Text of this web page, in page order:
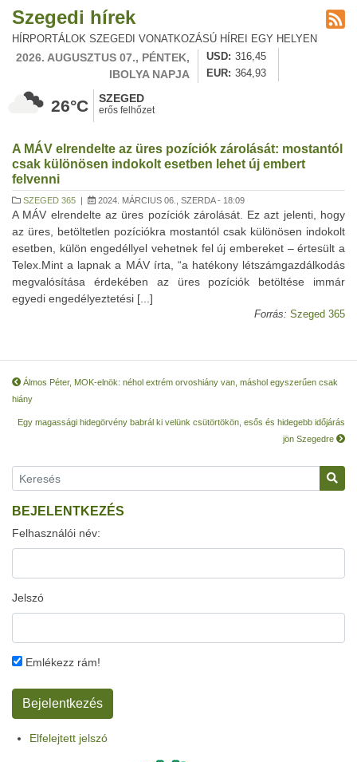
Szegedi hírek
HÍRPORTÁLOK SZEGEDI VONATKOZÁSÚ HÍREI EGY HELYEN
2026. AUGUSZTUS 07., PÉNTEK,
IBOLYA NAPJA
USD
316,45
EUR
364,93
26°C SZEGED
erős felhőzet
A MÁV elrendelte az üres pozíciók zárolását: mostantól
csak különösen indokolt esetben lehet új embert
felvenni
SZEGED 365 | 2024. MÁRCIUS 06., SZERDA - 18:09
A MÁV elrendelte az üres pozíciók zárolását. Ez azt jelenti, hogy
az üres, betöltetlen pozíciókra mostantól csak különösen indokolt
esetben, külön engedéllyel vehetnek fel új embereket – értesült a
Telex.Mint a lapnak a MÁV írta, “a hatékony létszámgazdálkodás
megvalósítása érdekében az üres pozíciók betöltése immár
egyedi engedélyeztetési [...]
Forrás: Szeged 365
Álmos Péter, MOK-elnök: néhol extrém orvoshiány van, máshol egyszerűen csak
hiány
Egy magassági hidegörvény babrál ki velünk csütörtökön, esős és hidegebb időjárás
jön Szegedre
BEJELENTKEZÉS
Felhasználói név:
Jelszó
Emlékezz rám!
Elfelejtett jelszó